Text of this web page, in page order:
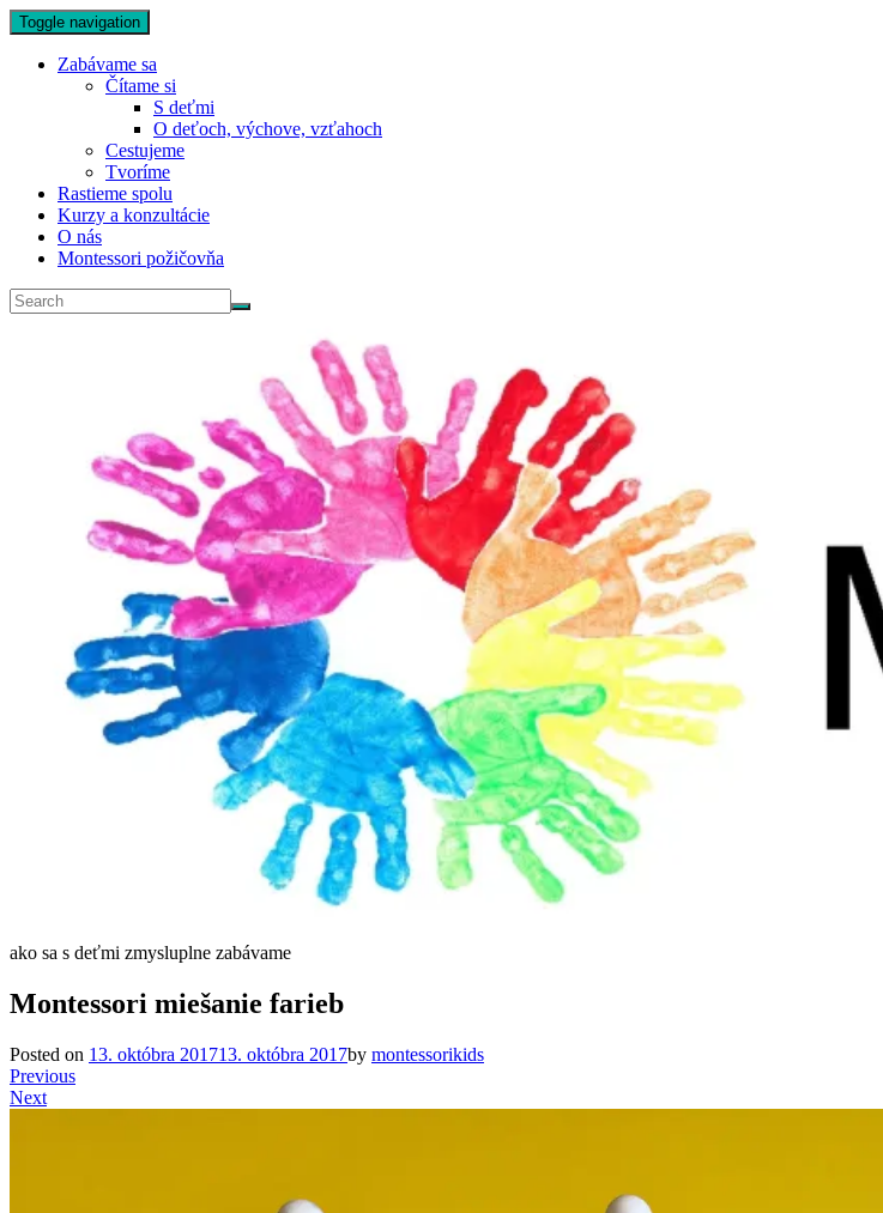
Toggle navigation
Zabávame sa
Čítame si
S deťmi
O deťoch, výchove, vzťahoch
Cestujeme
Tvoríme
Rastieme spolu
Kurzy a konzultácie
O nás
Montessori požičovňa
ako sa s deťmi zmysluplne zabávame
Montessori miešanie farieb
Posted on 13. októbra 201713. októbra 2017by montessorikids
Previous
Next